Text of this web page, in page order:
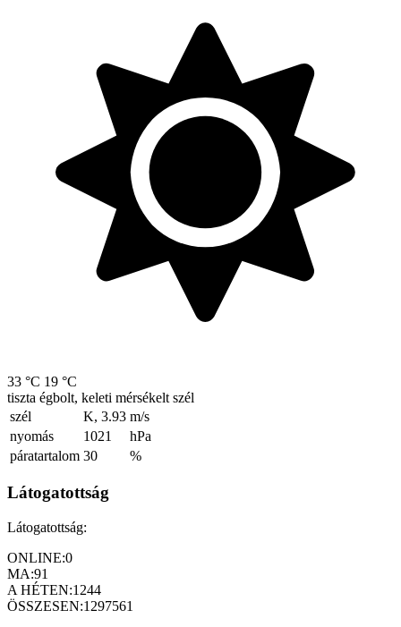
33 °C 19 °C
tiszta égbolt, keleti mérsékelt szél
szél
K, 3.93 m/s
nyomás
1021
hPa
páratartalom 30 %
Látogatottság
Látogatottság:
ONLINE:0
MA:91
A HÉTEN:1244
ÖSSZESEN:1297561